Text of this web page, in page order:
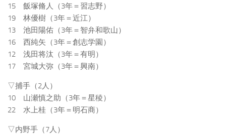
15 飯塚脩人（3年＝習志野）
19 林優樹（3年＝近江）
13 池田陽佑（3年＝智弁和歌山）
16 西純矢（3年＝創志学園）
12 浅田将汰（3年＝有明）
17 宮城大弥（3年＝興南）
▽捕手（2人）
10 山瀬慎之助（3年＝星稜）
22 水上桂（3年＝明石商）
▽内野手（7人）